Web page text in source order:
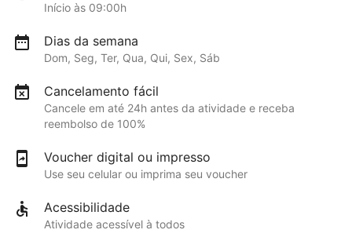
Início às 09:00h
Dias da semana
Dom, Seg, Ter, Qua, Qui, Sex, Sáb
Cancelamento fácil
Cancele em até 24h antes da atividade e receba
reembolso de 100%
Voucher digital ou impresso
Use seu celular ou imprima seu voucher
Acessibilidade
Atividade acessível à todos